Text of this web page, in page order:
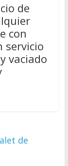
de
con
servicio
vaciado
de